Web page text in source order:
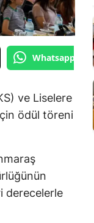
Whatsapp'tan
ve Liselere
ödül töreni
derecelerle